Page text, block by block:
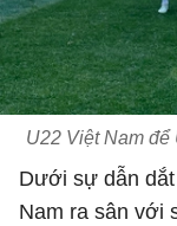
U22 Việt Nam
Dưới sự dẫn
Nam ra sân với